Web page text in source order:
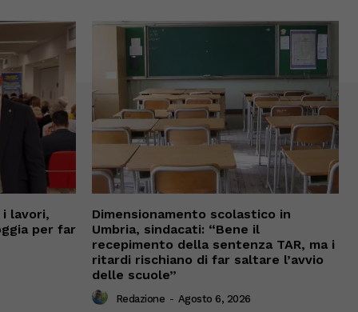
i lavori,
per far
Dimensionamento scolastico in
Umbria, sindacati: “Bene il
recepimento della sentenza TAR, ma i
ritardi rischiano di far saltare l’avvio
delle scuole”
Redazione - Agosto 6, 2026